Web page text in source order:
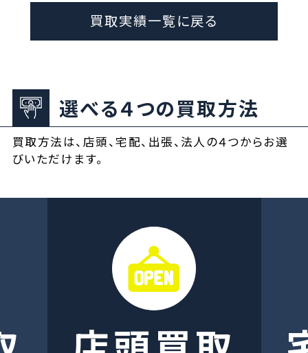
買取実績一覧に戻る
選べる４つの買取方法
買取方法は、店頭、宅配、出張、法人の４つからお選
びいただけます。